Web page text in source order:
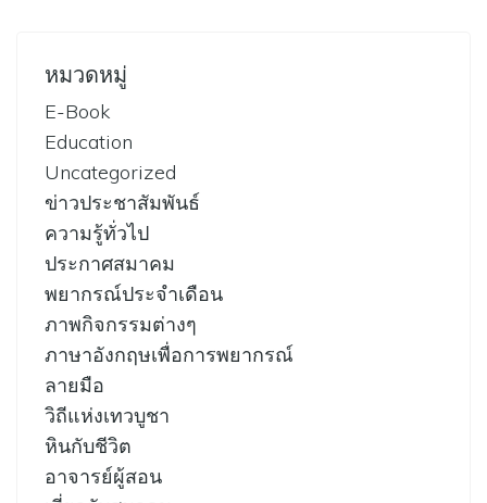
หมวดหมู่
E-Book
Education
Uncategorized
ข่าวประชาสัมพันธ์
ความรู้ทั่วไป
ประกาศสมาคม
พยากรณ์ประจำเดือน
ภาพกิจกรรมต่างๆ
ภาษาอังกฤษเพื่อการพยากรณ์
ลายมือ
วิถีแห่งเทวบูชา
หินกับชีวิต
อาจารย์ผู้สอน